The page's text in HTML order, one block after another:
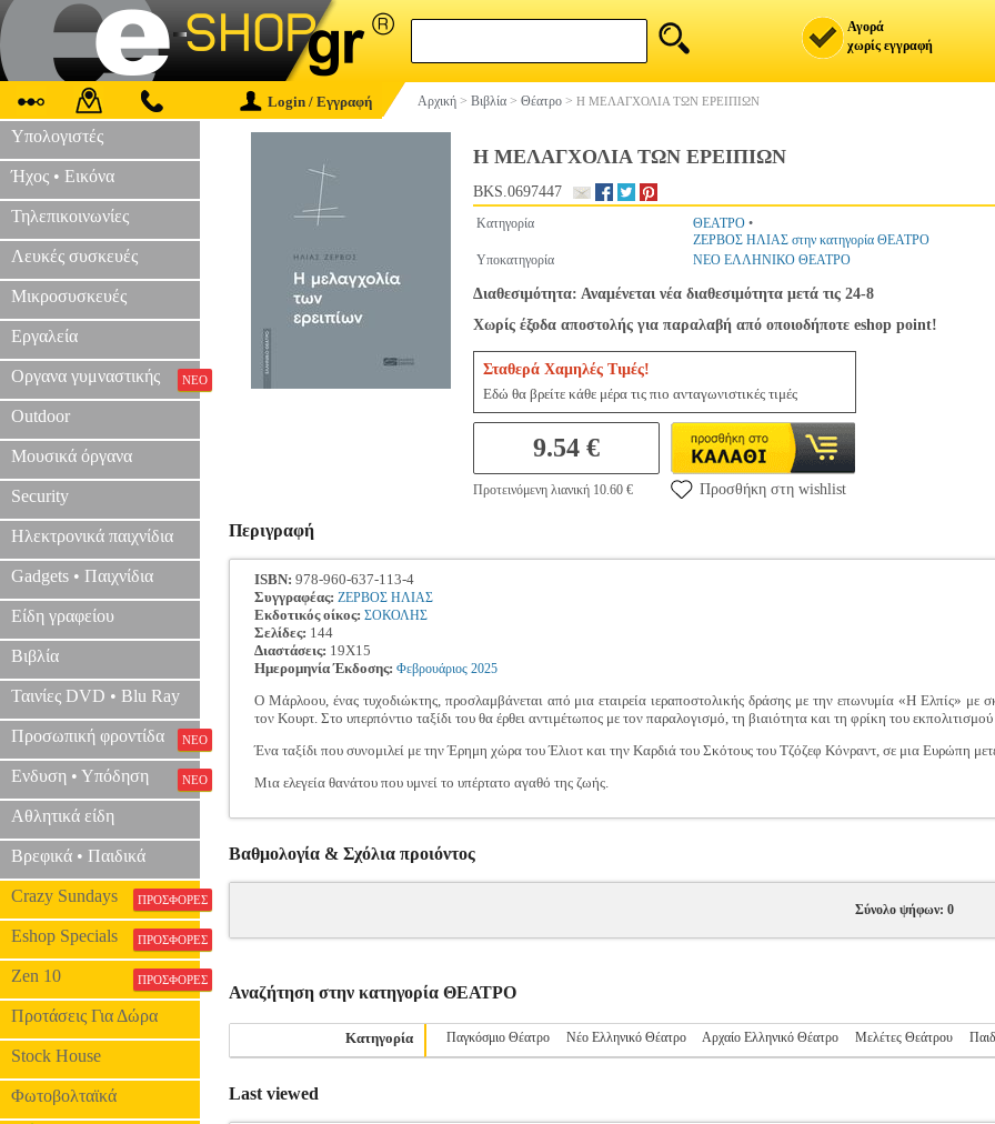
Αγορά
χωρίς εγγραφή
Login / Εγγραφή Αρχική > Βιβλία > Θέατρο > Η ΜΕΛΑΓΧΟΛΙΑ ΤΩΝ ΕΡΕΙΠΙΩΝ
Υπολογιστές
Ήχος • Εικόνα
Τηλεπικοινωνίες
Λευκές συσκευές
Μικροσυσκευές
Εργαλεία
Οργανα γυμναστικής ΝΕΟ
Outdoor
Μουσικά όργανα
Security
Ηλεκτρονικά παιχνίδια
Gadgets • Παιχνίδια
Είδη γραφείου
Βιβλία
Ταινίες DVD • Blu Ray
Προσωπική φροντίδα ΝΕΟ
Ενδυση • Υπόδηση ΝΕΟ
Αθλητικά είδη
Βρεφικά • Παιδικά
Crazy Sundays ΠΡΟΣΦΟΡΕΣ
Eshop Specials ΠΡΟΣΦΟΡΕΣ
Zen 10 ΠΡΟΣΦΟΡΕΣ
Προτάσεις Για Δώρα
Stock House
Φωτοβολταϊκά
Η ΜΕΛΑΓΧΟΛΙΑ ΤΩΝ ΕΡΕΙΠΙΩΝ
BKS.0697447
Κατηγορία ΘΕΑΤΡΟ •
ΖΕΡΒΟΣ ΗΛΙΑΣ στην κατηγορία ΘΕΑΤΡΟ
Υποκατηγορία
ΝΕΟ ΕΛΛΗΝΙΚΟ ΘΕΑΤΡΟ
Διαθεσιμότητα: Αναμένεται νέα διαθεσιμότητα μετά τις 24-8
Χωρίς έξοδα αποστολής για παραλαβή από οποιοδήποτε eshop point!
Σταθερά Χαμηλές Τιμές!
Εδώ θα βρείτε κάθε μέρα τις πιο ανταγωνιστικές τιμές
9.54 €
Προτεινόμενη λιανική 10.60 € Προσθήκη στη wishlist
Περιγραφή
ISBN: 978-960-637-113-4
Συγγραφέας: ΖΕΡΒΟΣ ΗΛΙΑΣ
Εκδοτικός οίκος: ΣΟΚΟΛΗΣ
Σελίδες: 144
Διαστάσεις: 19Χ15
Ημερομηνία Έκδοσης: Φεβρουάριος 2025
Ο Μάρλοου, ένας τυχοδιώκτης, προσλαμβάνεται από μια εταιρεία ιεραποστολικής δράσης με την επωνυμία «Η Ελπίς» με
τον Κουρτ. Στο υπερπόντιο ταξίδι του θα έρθει αντιμέτωπος με τον παραλογισμό, τη βιαιότητα και τη φρίκη του
Ένα ταξίδι που συνομιλεί με την Έρημη χώρα του Έλιοτ και την Καρδιά του Σκότους του Τζόζεφ Κόνραντ, σε μια Ευρώπη
Μια ελεγεία θανάτου που υμνεί το υπέρτατο αγαθό της ζωής.
Βαθμολογία & Σχόλια προιόντος
Σύνολο ψήφων: 0
Αναζήτηση στην κατηγορία ΘΕΑΤΡΟ
Κατηγορία Παγκόσμιο Θέατρο Νέο Ελληνικό Θέατρο Αρχαίο Ελληνικό Θέατρο Μελέτες Θεάτρου
Last viewed